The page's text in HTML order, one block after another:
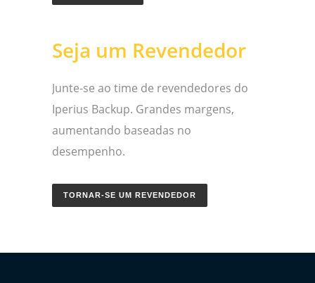
Seja um Revendedor
Junte-se ao time de revendedores do
Iperius Backup. Grandes margens,
aumentando baseadas no
desempenho.
TORNAR-SE UM REVENDEDOR